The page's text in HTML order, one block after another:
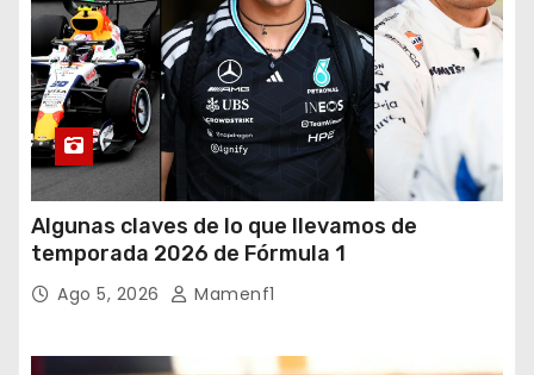
Algunas claves de lo que llevamos de
temporada 2026 de Fórmula 1
Ago 5, 2026 Mamenf1